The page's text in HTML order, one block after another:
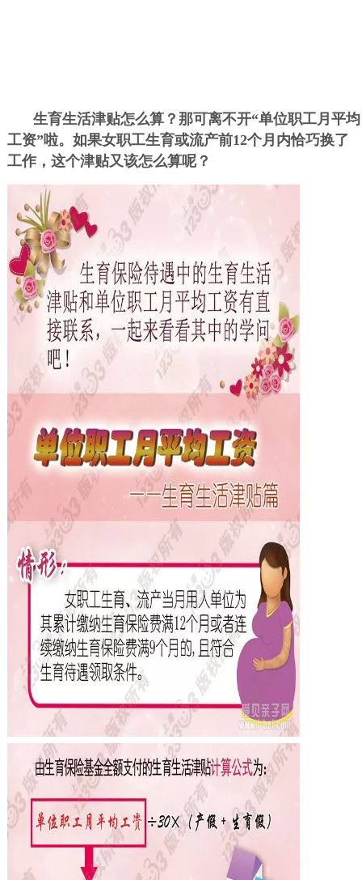
生育生活津贴怎么算？那可离不开“单位职工月平均
工资”啦。如果女职工生育或流产前12个月内恰巧换了
工作，这个津贴又该怎么算呢？